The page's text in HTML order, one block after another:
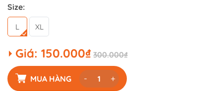
Size:
L XL
Giá: 150.000₫ 300.000₫
MUA HÀNG - +